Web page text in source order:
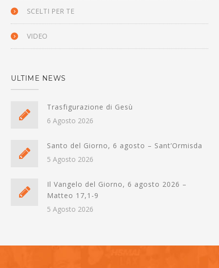
SCELTI PER TE
VIDEO
ULTIME NEWS
Trasfigurazione di Gesù
6 Agosto 2026
Santo del Giorno, 6 agosto – Sant’Ormisda
5 Agosto 2026
Il Vangelo del Giorno, 6 agosto 2026 –
Matteo 17,1-9
5 Agosto 2026